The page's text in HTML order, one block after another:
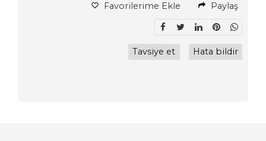
Favorilerime Ekle Paylaş
Tavsiye et Hata bildir